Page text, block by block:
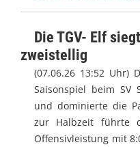
Die TGV- Elf
zweistellig
(07.06.26 13:52 Uhr)
Saisonspiel beim SV
und dominierte die
zur Halbzeit führte
Offensivleistung mit